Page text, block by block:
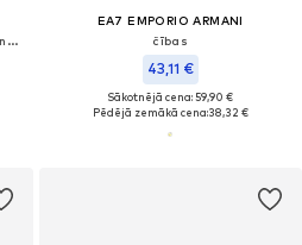
Standarta čības 'Pride Ombre Monogram'
EA7 EMPORIO ARMANI
čības
43,11 €
Sākotnējā cena: 59,90 €
Pēdējā zemākā cena:38,32 €